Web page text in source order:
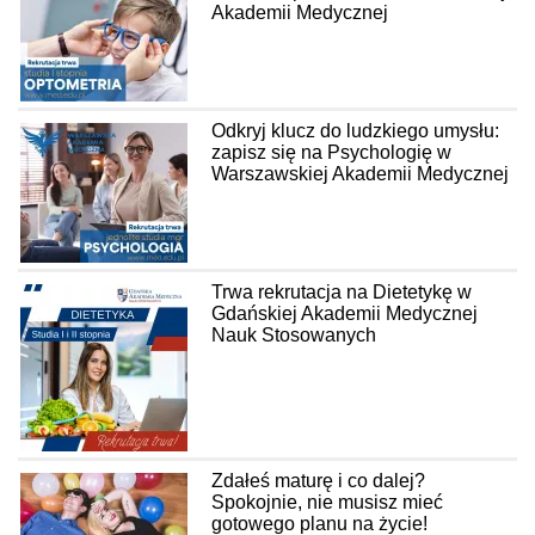
Akademii Medycznej
Odkryj klucz do ludzkiego umysłu:
zapisz się na Psychologię w
Warszawskiej Akademii Medycznej
Trwa rekrutacja na Dietetykę w
Gdańskiej Akademii Medycznej
Nauk Stosowanych
Zdałeś maturę i co dalej?
Spokojnie, nie musisz mieć
gotowego planu na życie!